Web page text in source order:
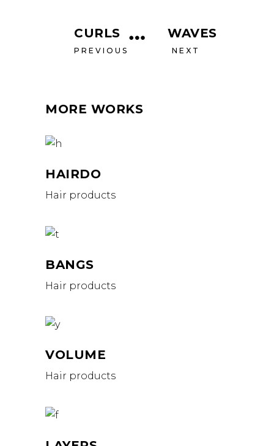
CURLS
PREVIOUS
WAVES
NEXT
MORE WORKS
HAIRDO
Hair products
BANGS
Hair products
VOLUME
Hair products